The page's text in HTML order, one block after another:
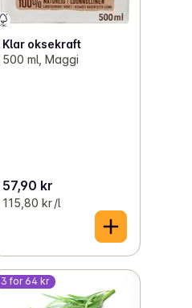
Klar oksekraft
500 ml, Maggi
57,90 kr
115,80 kr /l
3 for 64 kr